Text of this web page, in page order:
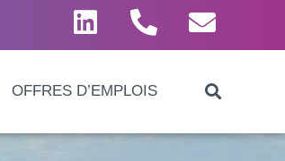
OFFRES D’EMPLOIS